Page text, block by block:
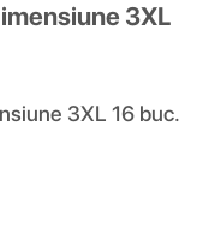
3XL